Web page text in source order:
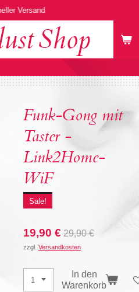
Shop
Versand
Funk-Gong mit
Taster -
Link2Home-
WiF
Sale!
19,90 € 29,90 €
zzgl. Versandkosten
In den
Warenkorb